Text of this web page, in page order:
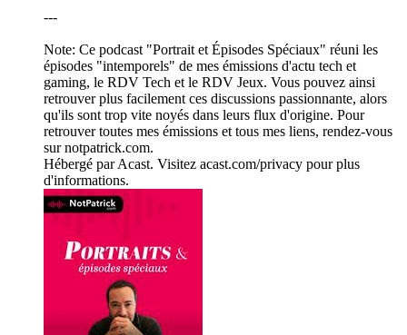
---
Note: Ce podcast "Portrait et Épisodes Spéciaux" réuni les
épisodes "intemporels" de mes émissions d'actu tech et
gaming, le RDV Tech et le RDV Jeux. Vous pouvez ainsi
retrouver plus facilement ces discussions passionnante, alors
qu'ils sont trop vite noyés dans leurs flux d'origine. Pour
retrouver toutes mes émissions et tous mes liens, rendez-vous
sur notpatrick.com.
Hébergé par Acast. Visitez acast.com/privacy pour plus
d'informations.